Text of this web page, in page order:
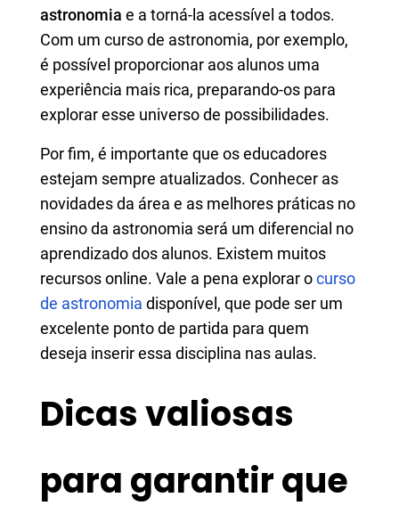
astronomia e a torná-la acessível a todos.
Com um curso de astronomia, por exemplo,
é possível proporcionar aos alunos uma
experiência mais rica, preparando-os para
explorar esse universo de possibilidades.
Por fim, é importante que os educadores
estejam sempre atualizados. Conhecer as
novidades da área e as melhores práticas no
ensino da astronomia será um diferencial no
aprendizado dos alunos. Existem muitos
recursos online. Vale a pena explorar ocurso
de astronomia disponível, que pode ser um
excelente ponto de partida para quem
deseja inserir essa disciplina nas aulas.
Dicas valiosas
para garantir que